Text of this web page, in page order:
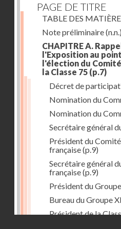
PAGE DE TITRE
TABLE DES
Note préliminaire(n.n.)
CHAPITRE A.
l'Exposition au
l'élection du
la Classe 75 (p.7)
Décret de
Nomination du
Nomination du
Secrétaire général
Président du
française(p.9)
Secrétaire général
française(p.9)
Président du
Bureau du Groupe
Président de la